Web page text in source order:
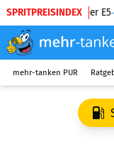
SPRITPREISINDEX
Diesel Super E5
mehr-tanken PUR